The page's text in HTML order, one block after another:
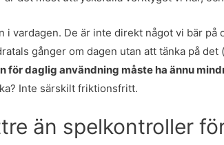
vardagen. De är inte direkt något vi bär på
gånger om dagen utan att tänka på det
för daglig användning måste ha ännu
Inte särskilt friktionsfritt.
än spelkontroller